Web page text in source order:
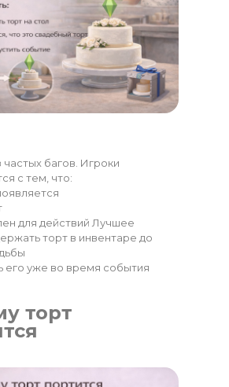
частых багов. Игроки
с тем, что:
для действий Лучшее
торт в инвентаре до
его уже во время события
торт